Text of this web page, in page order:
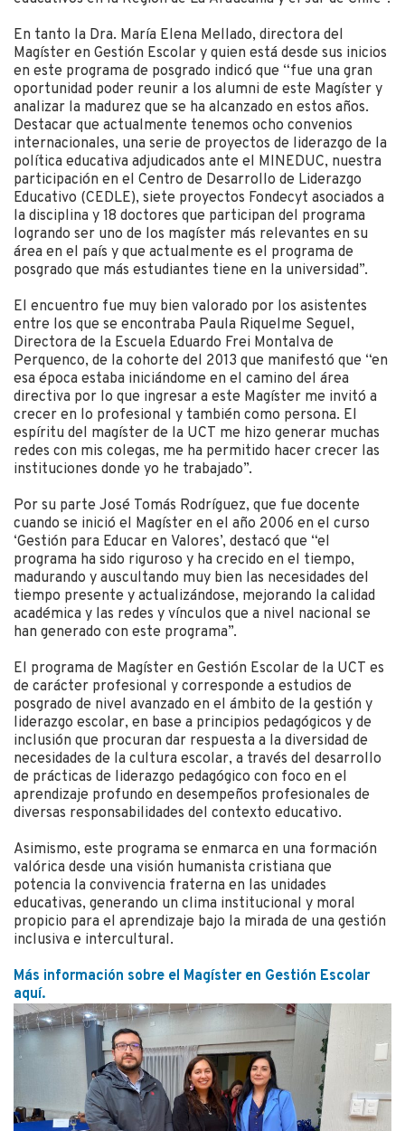
En tanto la Dra. María Elena Mellado, directora del
Magíster en Gestión Escolar y quien está desde sus inicios
en este programa de posgrado indicó que “fue una gran
oportunidad poder reunir a los alumni de este Magíster y
analizar la madurez que se ha alcanzado en estos años.
Destacar que actualmente tenemos ocho convenios
internacionales, una serie de proyectos de liderazgo de la
política educativa adjudicados ante el MINEDUC, nuestra
participación en el Centro de Desarrollo de Liderazgo
Educativo (CEDLE), siete proyectos Fondecyt asociados a
la disciplina y 18 doctores que participan del programa
logrando ser uno de los magíster más relevantes en su
área en el país y que actualmente es el programa de
posgrado que más estudiantes tiene en la universidad”.
El encuentro fue muy bien valorado por los asistentes
entre los que se encontraba Paula Riquelme Seguel,
Directora de la Escuela Eduardo Frei Montalva de
Perquenco, de la cohorte del 2013 que manifestó que “en
esa época estaba iniciándome en el camino del área
directiva por lo que ingresar a este Magíster me invitó a
crecer en lo profesional y también como persona. El
espíritu del magíster de la UCT me hizo generar muchas
redes con mis colegas, me ha permitido hacer crecer las
instituciones donde yo he trabajado”.
Por su parte José Tomás Rodríguez, que fue docente
cuando se inició el Magíster en el año 2006 en el curso
‘Gestión para Educar en Valores’, destacó que “el
programa ha sido riguroso y ha crecido en el tiempo,
madurando y auscultando muy bien las necesidades del
tiempo presente y actualizándose, mejorando la calidad
académica y las redes y vínculos que a nivel nacional se
han generado con este programa”.
El programa de Magíster en Gestión Escolar de la UCT es
de carácter profesional y corresponde a estudios de
posgrado de nivel avanzado en el ámbito de la gestión y
liderazgo escolar, en base a principios pedagógicos y de
inclusión que procuran dar respuesta a la diversidad de
necesidades de la cultura escolar, a través del desarrollo
de prácticas de liderazgo pedagógico con foco en el
aprendizaje profundo en desempeños profesionales de
diversas responsabilidades del contexto educativo.
Asimismo, este programa se enmarca en una formación
valórica desde una visión humanista cristiana que
potencia la convivencia fraterna en las unidades
educativas, generando un clima institucional y moral
propicio para el aprendizaje bajo la mirada de una gestión
inclusiva e intercultural.
Más información sobre el Magíster en Gestión Escolar
aquí.